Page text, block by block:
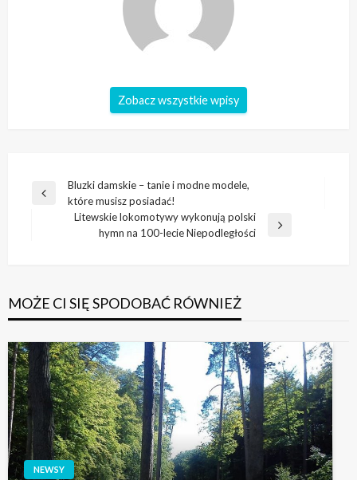
Zobacz wszystkie wpisy
Nawigacja
wpisu
Poprzedni
Bluzki damskie – tanie i modne modele,
które musisz posiadać!
Litewskie lokomotywy wykonują polski
hymn na 100-lecie Niepodległości
MOŻE CI SIĘ SPODOBAĆ RÓWNIEŻ
NEWSY